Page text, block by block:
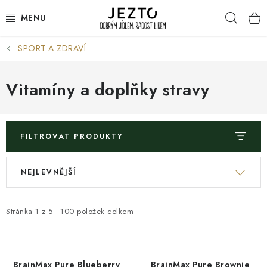
na
DÁRKOVÉ SADY
TRVANLIVÉ
SPORT A ZDRAVÍ
RELAX A REGENERACE
SPORT A ZDRAVÍ
Vitamíny a doplňky stravy
FILTROVAT PRODUKTY
V
i
Stránka 1 z 5 - 100 položek celkem
Ř
e
NEJLEVNĚJŠÍ
BrainMax Pure Blueberry
BrainMax Pure Brownie